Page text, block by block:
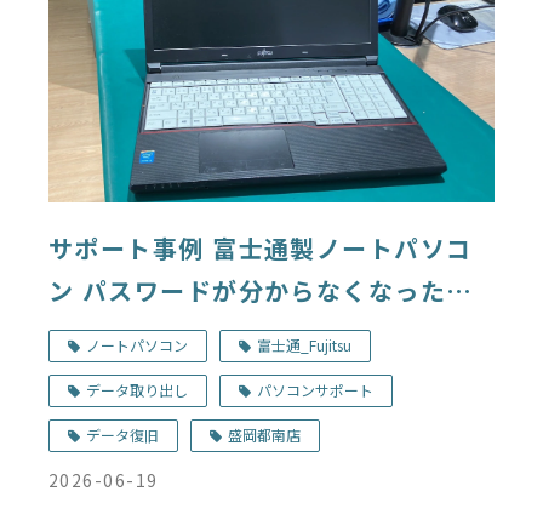
サポート事例 富士通製ノートパソコ
ン パスワードが分からなくなったパ
ソコンからのデータ取り出しと初期化
デジタルドック盛岡都南店
ノートパソコン 富士通_Fujitsu
データ取り出し パソコンサポート
データ復旧 盛岡都南店
2026-06-19